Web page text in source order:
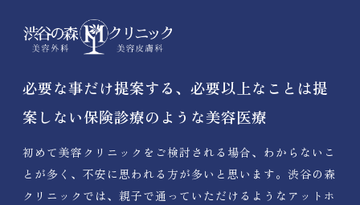
必要な事だけ提案する、必要以上なことは提
案しない保険診療のような美容医療
初めて美容クリニックをご検討される場合、わからないこ
とが多く、不安に思われる方が多いと思います。渋谷の森
クリニックでは、親子で通っていただけるようなアットホ